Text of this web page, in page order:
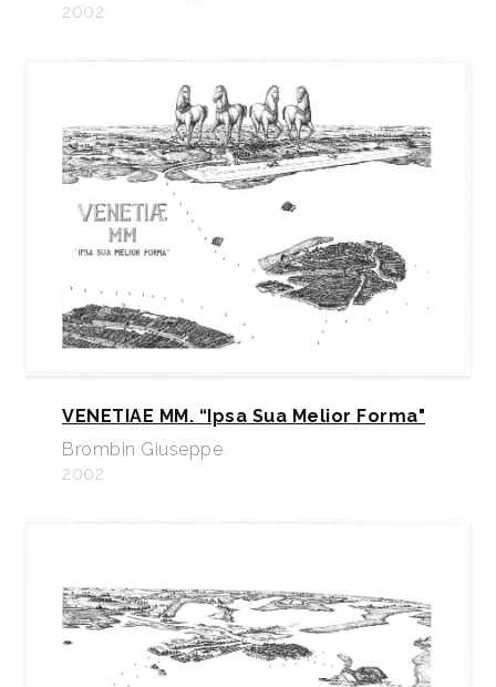
2002
VENETIAE MM. “Ipsa Sua Melior Forma"
Brombin Giuseppe
2002